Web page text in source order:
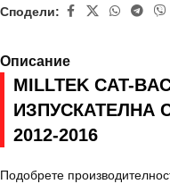
Сподели:
Описание
MILLTEK CAT-
ИЗПУСКАТЕЛНА
2012-2016
Подобрете